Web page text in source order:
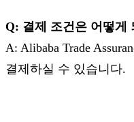
Q: 결제 조건은 어떻게
A: Alibaba Trade
결제하실 수 있습니다.